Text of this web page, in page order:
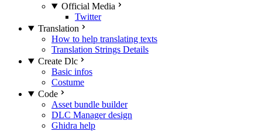
Official Media
Twitter
Translation
How to help translating texts
Translation Strings Details
Create Dlc
Basic infos
Costume
Code
Asset bundle builder
DLC Manager design
Ghidra help